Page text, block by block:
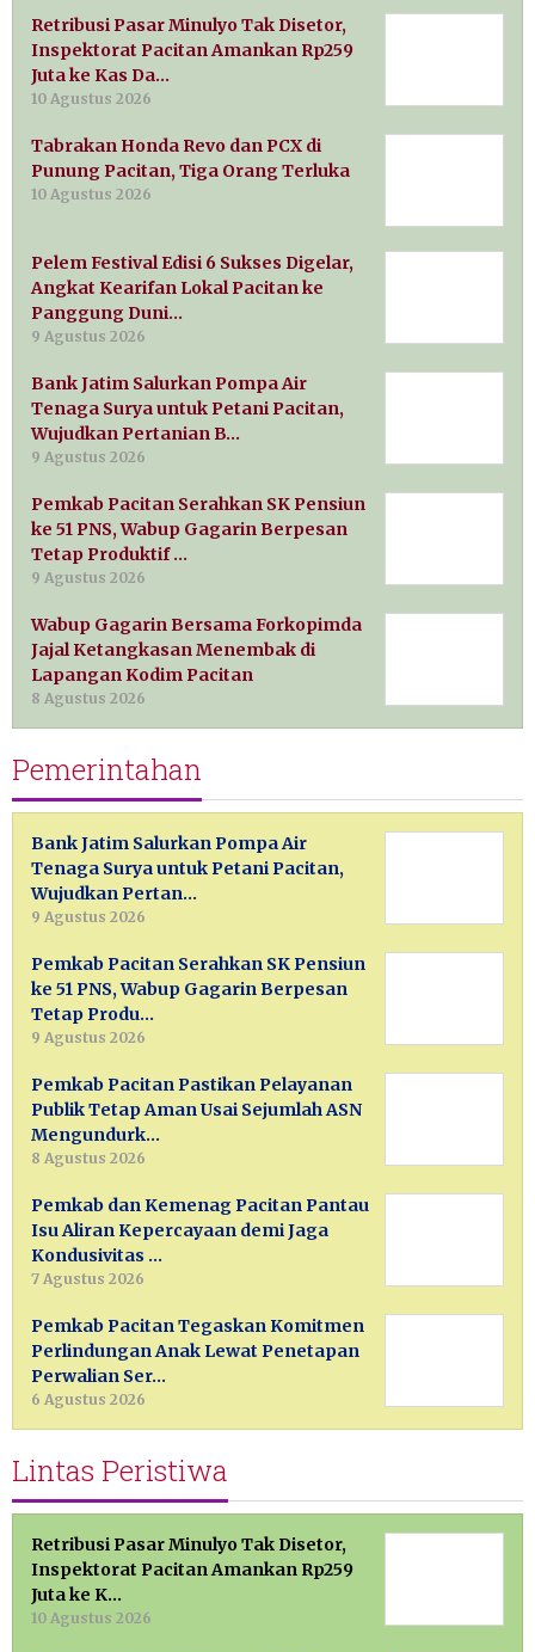
Retribusi Pasar Minulyo Tak Disetor,
Inspektorat Pacitan Amankan Rp259
Juta ke Kas Da…
10 Agustus 2026
Tabrakan Honda Revo dan PCX di
Punung Pacitan, Tiga Orang Terluka
10 Agustus 2026
Pelem Festival Edisi 6 Sukses Digelar,
Angkat Kearifan Lokal Pacitan ke
Panggung Duni…
9 Agustus 2026
Bank Jatim Salurkan Pompa Air
Tenaga Surya untuk Petani Pacitan,
Wujudkan Pertanian B…
9 Agustus 2026
Pemkab Pacitan Serahkan SK Pensiun
ke 51 PNS, Wabup Gagarin Berpesan
Tetap Produktif …
9 Agustus 2026
Wabup Gagarin Bersama Forkopimda
Jajal Ketangkasan Menembak di
Lapangan Kodim Pacitan
8 Agustus 2026
Pemerintahan
Bank Jatim Salurkan Pompa Air
Tenaga Surya untuk Petani Pacitan,
Wujudkan Pertan…
9 Agustus 2026
Pemkab Pacitan Serahkan SK Pensiun
ke 51 PNS, Wabup Gagarin Berpesan
Tetap Produ…
9 Agustus 2026
Pemkab Pacitan Pastikan Pelayanan
Publik Tetap Aman Usai Sejumlah ASN
Mengundurk…
8 Agustus 2026
Pemkab dan Kemenag Pacitan Pantau
Isu Aliran Kepercayaan demi Jaga
Kondusivitas …
7 Agustus 2026
Pemkab Pacitan Tegaskan Komitmen
Perlindungan Anak Lewat Penetapan
Perwalian Ser…
6 Agustus 2026
Lintas Peristiwa
Retribusi Pasar Minulyo Tak Disetor,
Inspektorat Pacitan Amankan Rp259
Juta ke K…
10 Agustus 2026